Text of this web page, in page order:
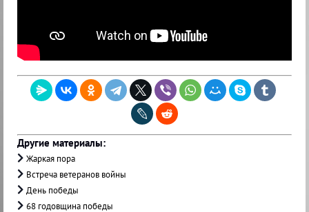
Другие материалы:
Жаркая пора
Встреча ветеранов войны
День победы
68 годовщина победы